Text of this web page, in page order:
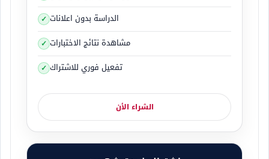
الدراسة بدون اعلانات
مشاهدة نتائج الاختبارات
تفعيل فوري للاشتراك
الشراء الأن